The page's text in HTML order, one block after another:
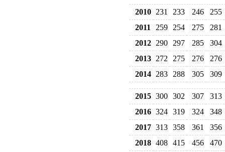
2010 231 233 246
255
2011
259 254 275
281
2012 290 297 285
304
2013 272 275 276
276
2014 283 288 305 309
2015 300 302 307
313
2016 324 319 324
348
2017 313 358 361
356
2018 408 415 456
470